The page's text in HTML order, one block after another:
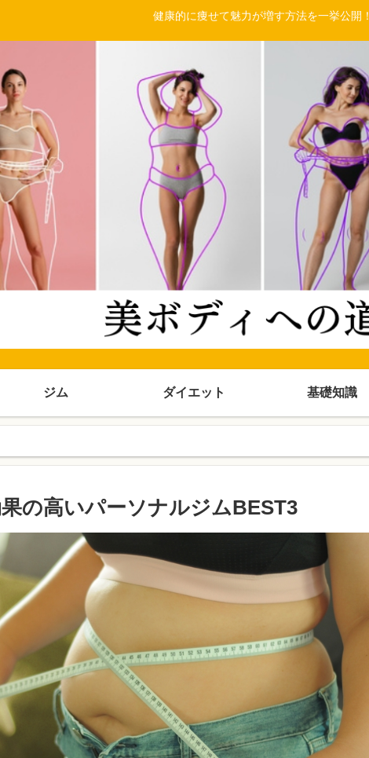
健康的に痩せて魅力が増す方法を一挙公開！
ジム ダイエット 基礎知識
の高いパーソナルジムBEST3